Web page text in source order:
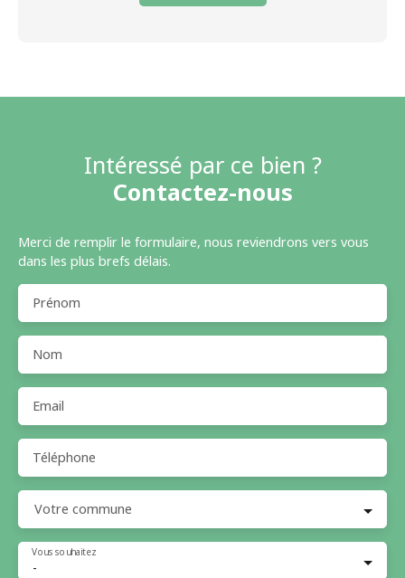
Intéressé par ce bien ?
Contactez-nous
Merci de remplir le formulaire, nous reviendrons vers vous
dans les plus brefs délais.
Prénom
Nom
Email
Téléphone
Votre commune
-
Vous souhaitez